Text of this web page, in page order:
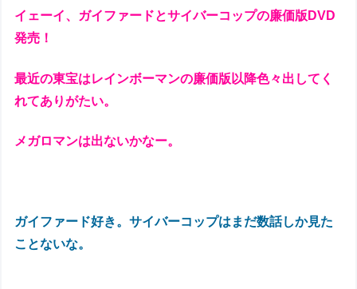
イェーイ、ガイファードとサイバーコップの廉価版DVD
発売！
最近の東宝はレインボーマンの廉価版以降色々出してく
れてありがたい。
メガロマンは出ないかなー。
ガイファード好き。サイバーコップはまだ数話しか見た
ことないな。